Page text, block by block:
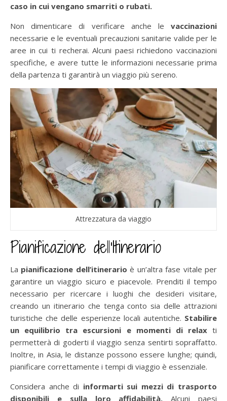
caso in cui vengano smarriti o rubati.
Non dimenticare di verificare anche le vaccinazioni
necessarie e le eventuali precauzioni sanitarie valide per le
aree in cui ti recherai. Alcuni paesi richiedono vaccinazioni
specifiche, e avere tutte le informazioni necessarie prima
della partenza ti garantirà un viaggio più sereno.
Attrezzatura da viaggio
Pianificazione dell’Itinerario
La pianificazione dell’itinerario è un’altra fase vitale per
garantire un viaggio sicuro e piacevole. Prenditi il tempo
necessario per ricercare i luoghi che desideri visitare,
creando un itinerario che tenga conto sia delle attrazioni
turistiche che delle esperienze locali autentiche. Stabilire
un equilibrio tra escursioni e momenti di relaxti
permetterà di goderti il viaggio senza sentirti sopraffatto.
Inoltre, in Asia, le distanze possono essere lunghe; quindi,
pianificare correttamente i tempi di viaggio è essenziale.
Considera anche di informarti sui mezzi di trasporto
disponibili e sulla loro affidabilità. Alcuni paesi